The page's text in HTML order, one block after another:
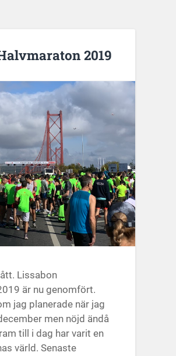
2019
Lissabon
är nu genomfört.
jag planerade när jag
men nöjd ändå
till i dag har varit en
värld. Senaste